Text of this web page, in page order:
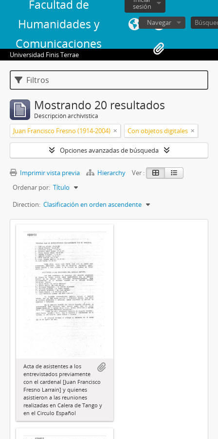
Facultad de
Humanidades y
Comunicaciones
sesión
Navegar
Universidad Finis Terrae
Filtros
Mostrando 20 resultados
Descripción archivística
Juan Francisco Fresno (1914-2004) Con objetos digitales
Opciones avanzadas de búsqueda
Imprimir vista previa Hierarchy
Ver :
Ordenar por: Título
Direction: Clasificación en orden ascendente
Acta de asistentes a los
entrevistados previamente
con el cardenal [Juan Francisco
Fresno Larraín] y quienes
asistieron a las reuniones
realizadas en Calera de Tango y
en el Circulo Español